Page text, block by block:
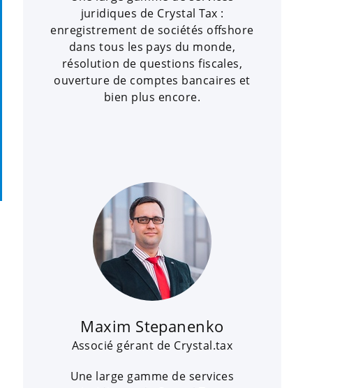
juridiques de Crystal Tax :
enregistrement de sociétés offshore
dans tous les pays du monde,
résolution de questions fiscales,
ouverture de comptes bancaires et
bien plus encore.
Maxim Stepanenko
Associé gérant de Crystal.tax
Une large gamme de services